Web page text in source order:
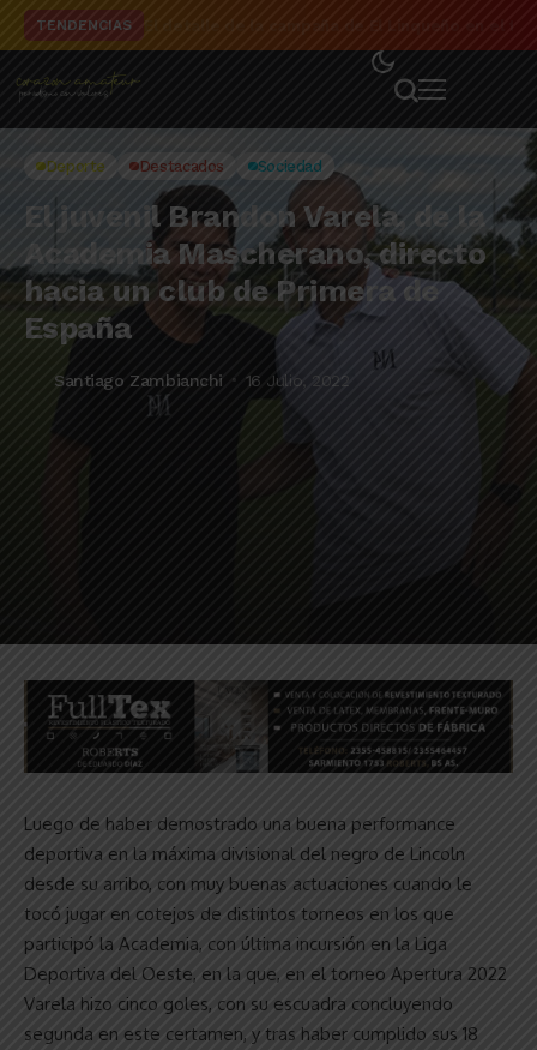
TENDENCIAS
Deporte Destacados Sociedad
El juvenil Brandon Varela, de la
Academia Mascherano, directo
hacia un club de Primera de
España
Santiago Zambianchi 16 Julio, 2022
Luego de haber demostrado una buena performance
deportiva en la máxima divisional del negro de Lincoln
desde su arribo, con muy buenas actuaciones cuando le
tocó jugar en cotejos de distintos torneos en los que
participó la Academia, con última incursión en la Liga
Deportiva del Oeste, en la que, en el torneo Apertura 2022
Varela hizo cinco goles, con su escuadra concluyendo
segunda en este certamen, y tras haber cumplido sus 18